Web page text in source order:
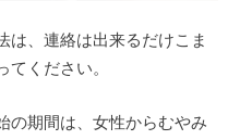
は、連絡は出来るだけこま
ください。
の期間は、女性からむやみ